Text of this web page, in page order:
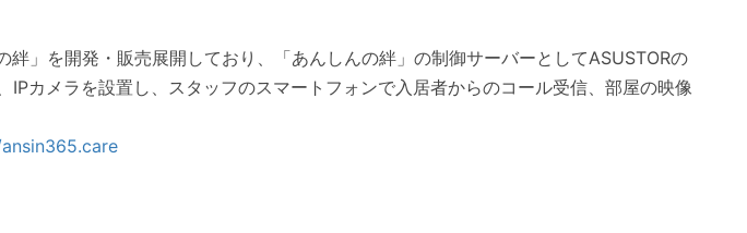
」を開発・販売展開しており、「あんしんの絆」の制御サーバーとしてASUSTORの
カメラを設置し、スタッフのスマートフォンで入居者からのコール受信、部屋の映像